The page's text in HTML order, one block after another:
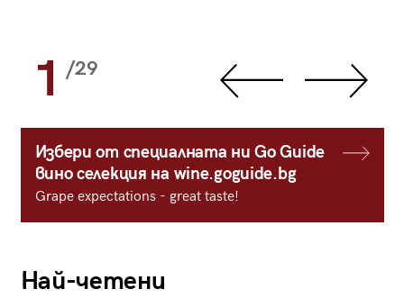
1 /29
Избери от специалната ни Go Guide
вино селекция на wine.goguide.bg
Grape expectations - great taste!
Най-четени